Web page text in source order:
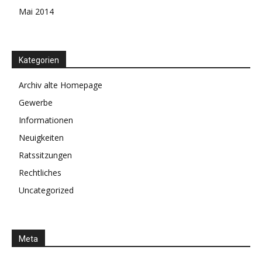
Mai 2014
Kategorien
Archiv alte Homepage
Gewerbe
Informationen
Neuigkeiten
Ratssitzungen
Rechtliches
Uncategorized
Meta